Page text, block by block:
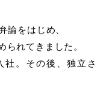
論をはじめ、
られてきました。
社。その後、独立さ